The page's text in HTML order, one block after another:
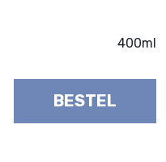
400ml
BESTEL